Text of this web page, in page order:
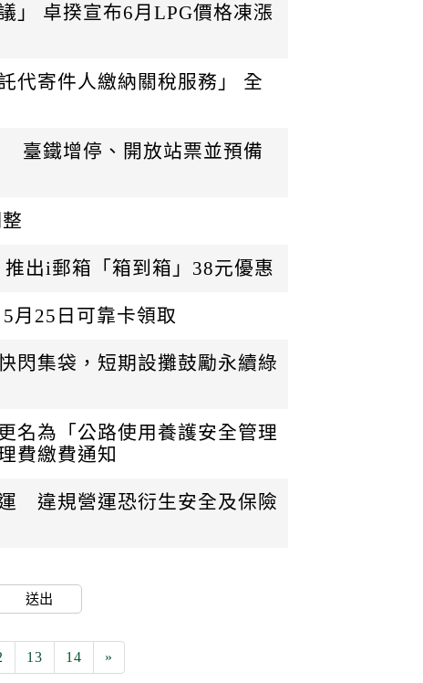
」 卓揆宣布6月LPG價格凍漲
代寄件人繳納關稅服務」 全
臺鐵增停、開放站票並預備
出i郵箱「箱到箱」38元優惠
月25日可靠卡領取
閃集袋，短期設攤鼓勵永續綠
名為「公路使用養護安全管理
費繳費通知
違規營運恐衍生安全及保險
送出
13 14 »